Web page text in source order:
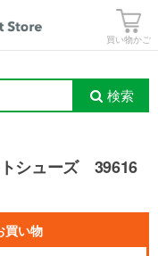
買い物かご
検索
トシューズ 39616
買い物